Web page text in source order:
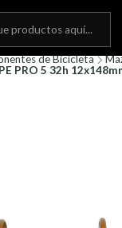
sobre 80.000! (No
de Bicicleta
PRO 5 32h